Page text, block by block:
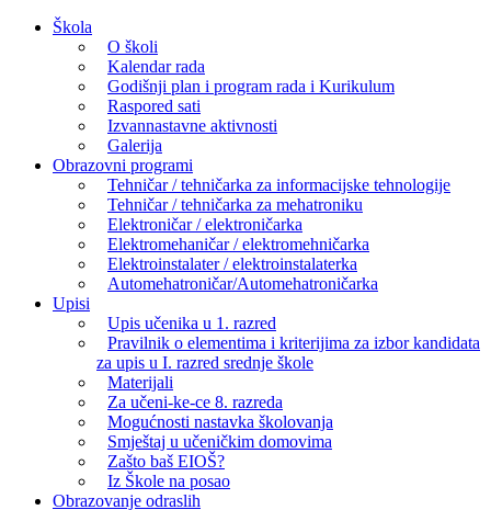
Skip
Škola
O školi
Kalendar rada
Godišnji plan i program rada i Kurikulum
Raspored sati
Izvannastavne aktivnosti
Galerija
Obrazovni programi
Tehničar / tehničarka za informacijske tehnologije
Tehničar / tehničarka za mehatroniku
Elektroničar / elektroničarka
Elektromehaničar / elektromehničarka
Elektroinstalater / elektroinstalaterka
Automehatroničar/Automehatroničarka
Upisi
Upis učenika u 1. razred
Pravilnik o elementima i kriterijima za izbor kandidata
za upis u I. razred srednje škole
Materijali
Za učeni-ke-ce 8. razreda
Mogućnosti nastavka školovanja
Smještaj u učeničkim domovima
Zašto baš EIOŠ?
Iz Škole na posao
Obrazovanje odraslih